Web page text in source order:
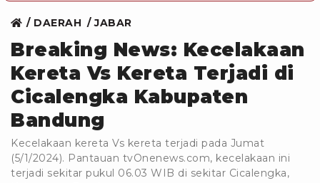
DAERAH JABAR
Breaking News: Kecelakaan
Kereta Vs Kereta Terjadi di
Cicalengka Kabupaten
Bandung
Kecelakaan kereta Vs kereta terjadi pada Jumat
(5/1/2024). Pantauan tvOnenews.com, kecelakaan ini
terjadi sekitar pukul 06.03 WIB di sekitar Cicalengka,